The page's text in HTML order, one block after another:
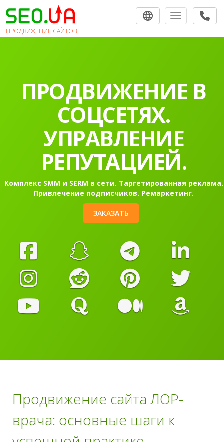
ПРОДВИЖЕНИЕ САЙТОВ
Toggle
ПРОДВИЖЕНИЕ В
СОЦСЕТЯХ.
УПРАВЛЕНИЕ
РЕПУТАЦИЕЙ.
Комплекс SMM и SERM в сети. Таргетированная реклама.
Привлечение подписчиков. Ремаркетинг.
ЗАКАЗАТЬ
Продвижение сайта ЛОР-
врача: основные шаги к